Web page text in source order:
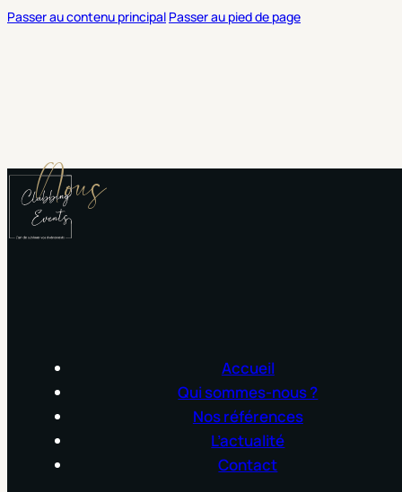
Passer au contenu principal Passer au pied de page
Nous
Accueil
Qui sommes-nous ?
Nos références
L’actualité
Contact